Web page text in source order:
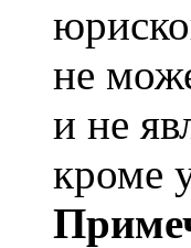
не
и не
кроме